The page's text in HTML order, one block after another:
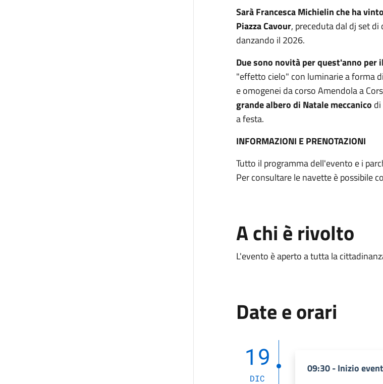
Sarà Francesca Michielin che ha
Piazza Cavour, preceduta dal dj set di
danzando il 2026.
Due sono novità per quest'anno per
"effetto cielo" con luminarie a forma
e omogenei da corso Amendola a
grande albero di Natale meccanico
a festa.
INFORMAZIONI E PRENOTAZIONI
Tutto il programma dell'evento e i
Per consultare le navette è possibile
A chi è rivolto
L'evento è aperto a tutta la
Date e orari
19
DIC
09:30 - Inizio